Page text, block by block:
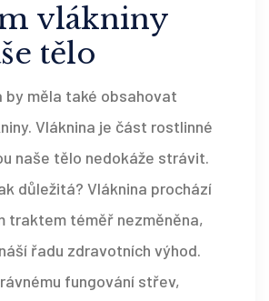
vlákniny
tělo
by měla také obsahovat
Vláknina je část rostlinné
naše tělo nedokáže strávit.
důležitá? Vláknina prochází
traktem téměř nezměněna,
řadu zdravotních výhod.
fungování střev,